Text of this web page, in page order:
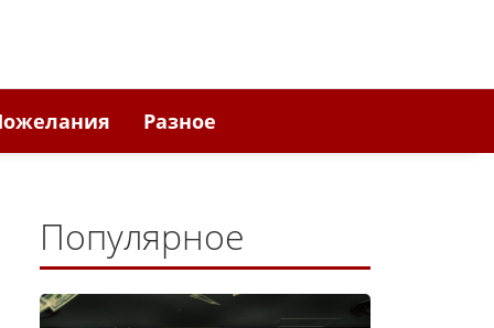
Разное
Популярное